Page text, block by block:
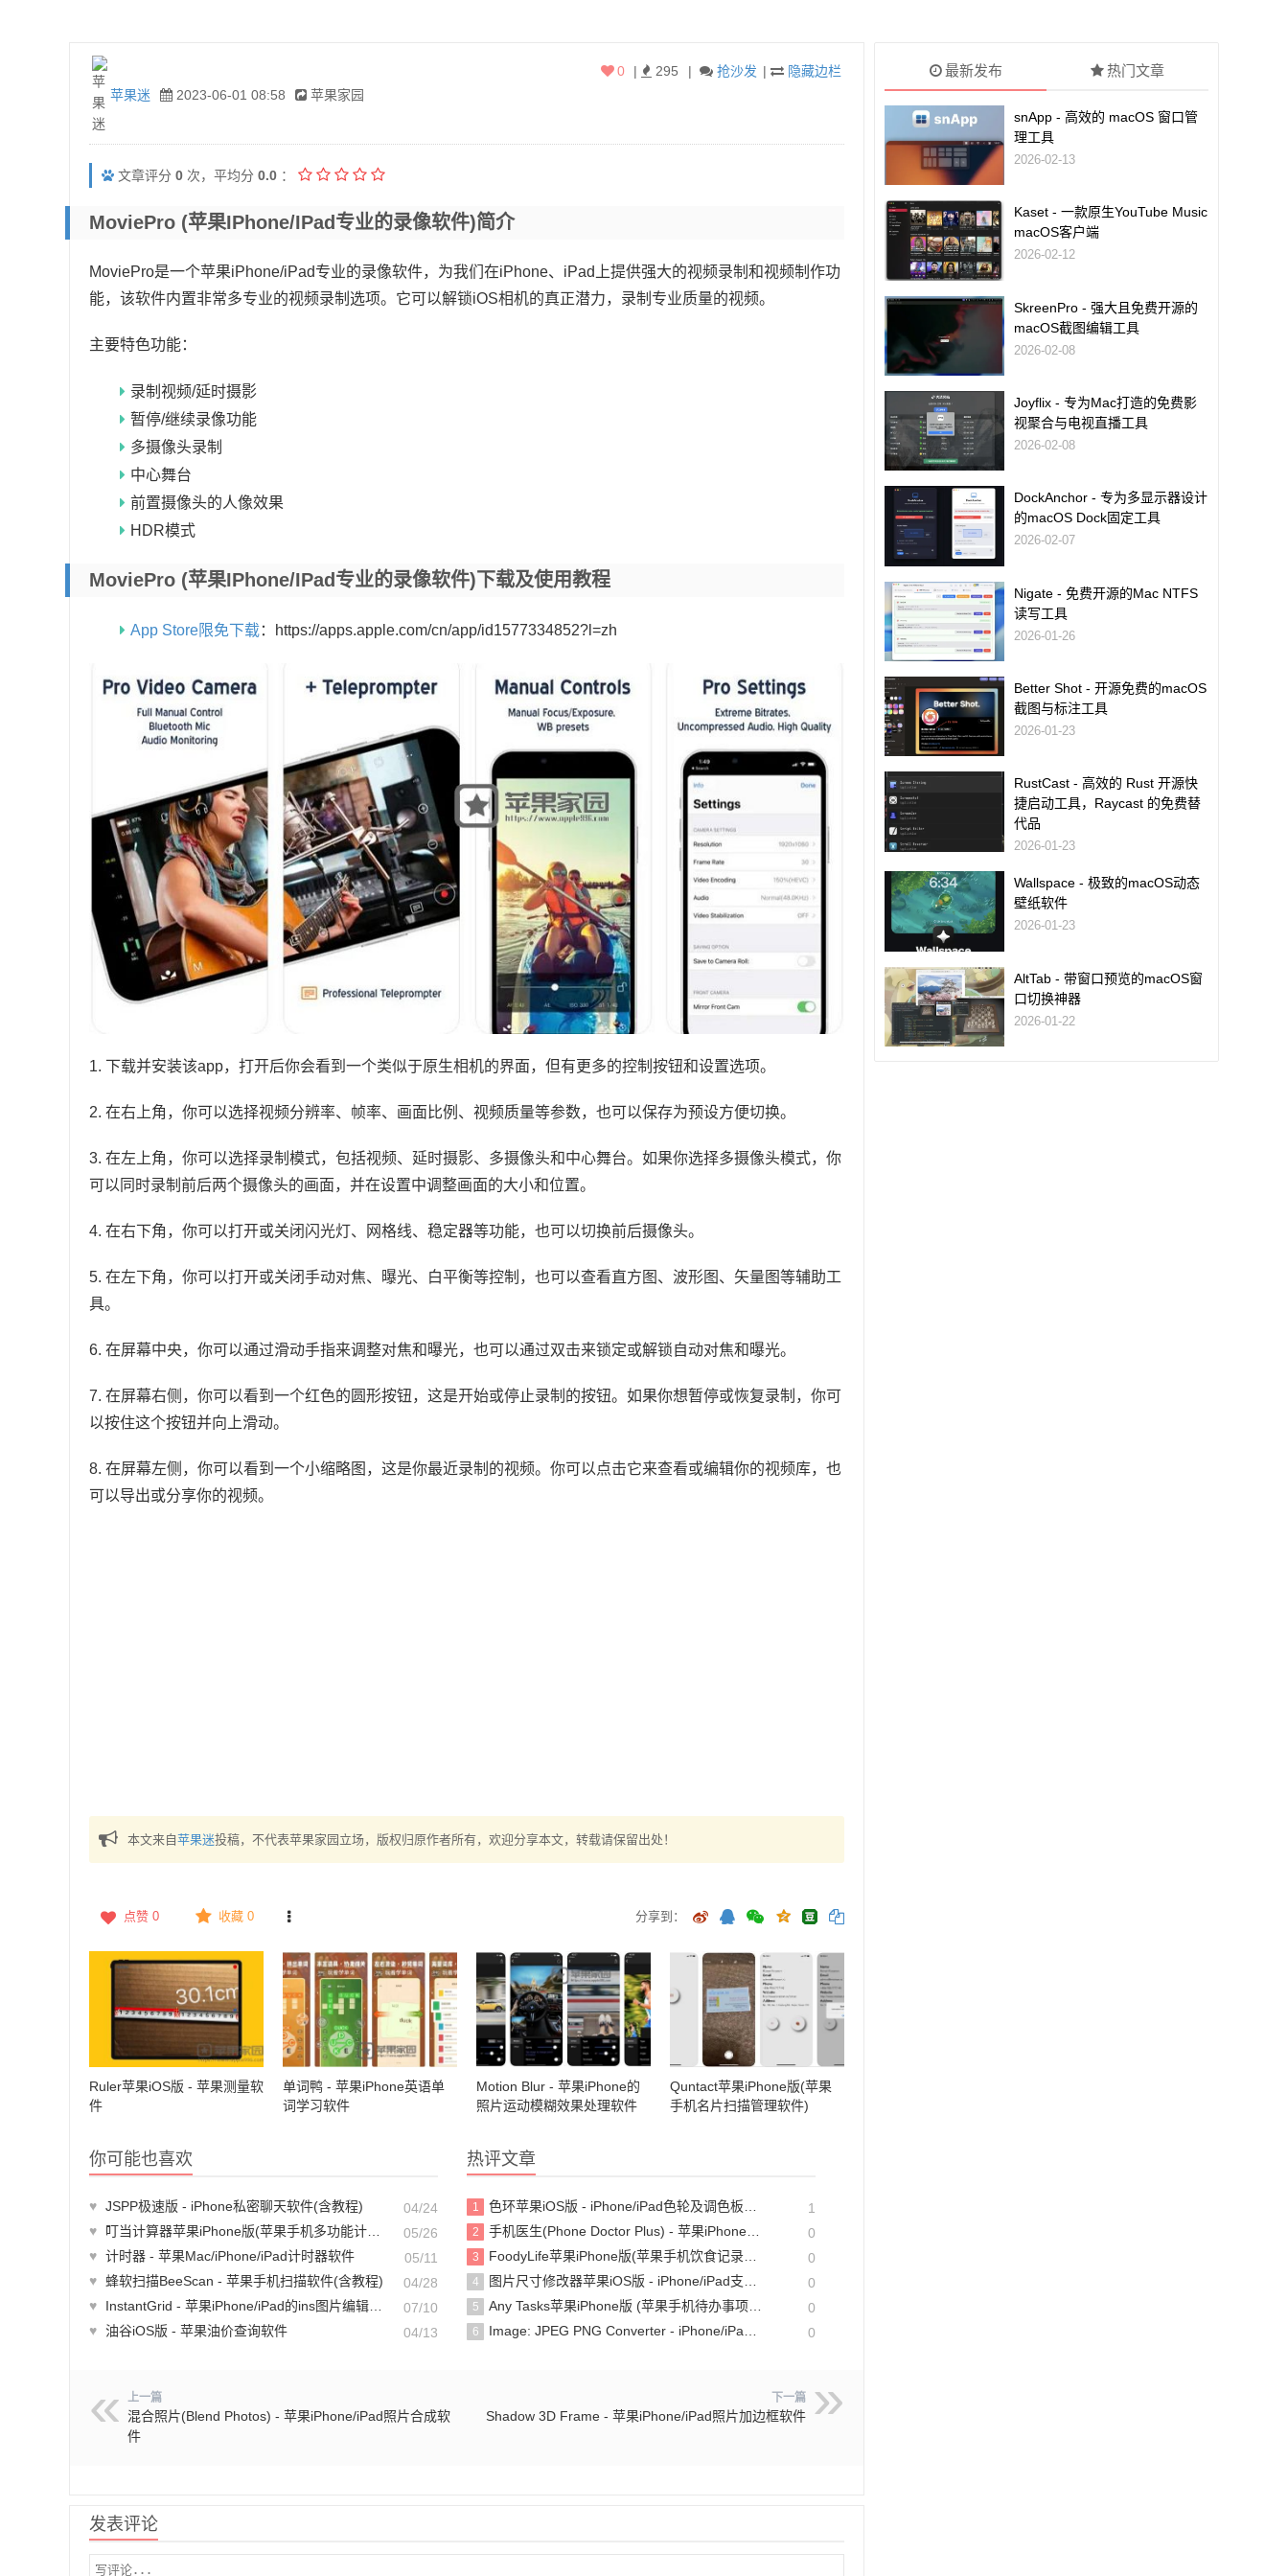
苹果迷 2023-06-01 08:58 苹果家园
| 隐藏边栏
| 抢沙发
| 295
0
文章评分 0 次，平均分 0.0 ：
MoviePro (苹果iPhone/iPad专业的录像软件)简介
MoviePro是一个苹果iPhone/iPad专业的录像软件，为我们在iPhone、iPad上提供强大的视频录制和视频制作功
能，该软件内置非常多专业的视频录制选项。它可以解锁iOS相机的真正潜力，录制专业质量的视频。
主要特色功能：
录制视频/延时摄影
暂停/继续录像功能
多摄像头录制
中心舞台
前置摄像头的人像效果
HDR模式
MoviePro (苹果iPhone/iPad专业的录像软件)下载及使用教程
App Store限免下载：https://apps.apple.com/cn/app/id1577334852?l=zh
1. 下载并安装该app，打开后你会看到一个类似于原生相机的界面，但有更多的控制按钮和设置选项。
2. 在右上角，你可以选择视频分辨率、帧率、画面比例、视频质量等参数，也可以保存为预设方便切换。
3. 在左上角，你可以选择录制模式，包括视频、延时摄影、多摄像头和中心舞台。如果你选择多摄像头模式，你
可以同时录制前后两个摄像头的画面，并在设置中调整画面的大小和位置。
4. 在右下角，你可以打开或关闭闪光灯、网格线、稳定器等功能，也可以切换前后摄像头。
5. 在左下角，你可以打开或关闭手动对焦、曝光、白平衡等控制，也可以查看直方图、波形图、矢量图等辅助工
具。
6. 在屏幕中央，你可以通过滑动手指来调整对焦和曝光，也可以通过双击来锁定或解锁自动对焦和曝光。
7. 在屏幕右侧，你可以看到一个红色的圆形按钮，这是开始或停止录制的按钮。如果你想暂停或恢复录制，你可
以按住这个按钮并向上滑动。
8. 在屏幕左侧，你可以看到一个小缩略图，这是你最近录制的视频。你可以点击它来查看或编辑你的视频库，也
可以导出或分享你的视频。
本文来自苹果迷投稿，不代表苹果家园立场，版权归原作者所有，欢迎分享本文，转载请保留出处！
点赞 0 收藏 0 分享到：
Ruler苹果iOS版 - 苹果测量软
件
单词鸭 - 苹果iPhone英语单
词学习软件
Motion Blur - 苹果iPhone的
照片运动模糊效果处理软件
Quntact苹果iPhone版(苹果
手机名片扫描管理软件)
你可能也喜欢
♥ JSPP极速版 - iPhone私密聊天软件(含教程)
04/24
♥
叮当计算器苹果iPhone版(苹果手机多功能计算器软件)
05/26
♥ 计时器 - 苹果Mac/iPhone/iPad计时器软件
05/11
♥ 蜂软扫描BeeScan - 苹果手机扫描软件(含教程)
04/28
♥
InstantGrid - 苹果iPhone/iPad的ins图片编辑软件
07/10
♥ 油谷iOS版 - 苹果油价查询软件 04/13
热评文章
1 色环苹果iOS版 - iPhone/iPad色轮及调色板工具 1
2 手机医生(Phone Doctor Plus) - 苹果iPhone/iPad硬件检测工具【含教程】 0
3 FoodyLife苹果iPhone版(苹果手机饮食记录软件) 0
4 图片尺寸修改器苹果iOS版 - iPhone/iPad支持批量操作的图片尺寸大小调整软件 0
5 Any Tasks苹果iPhone版 (苹果手机待办事项清单软件) 0
6 Image: JPEG PNG Converter - iPhone/iPad的JPG, PNG, HEIC照片格式转换工具 0
上一篇
混合照片(Blend Photos) - 苹果iPhone/iPad照片合成软
件
下一篇
Shadow 3D Frame - 苹果iPhone/iPad照片加边框软件
发表评论
最新发布 热门文章
snApp - 高效的 macOS 窗口管
理工具
2026-02-13
Kaset - 一款原生YouTube Music
macOS客户端
2026-02-12
SkreenPro - 强大且免费开源的
macOS截图编辑工具
2026-02-08
Joyflix - 专为Mac打造的免费影
视聚合与电视直播工具
2026-02-08
DockAnchor - 专为多显示器设计
的macOS Dock固定工具
2026-02-07
Nigate - 免费开源的Mac NTFS
读写工具
2026-01-26
Better Shot - 开源免费的macOS
截图与标注工具
2026-01-23
RustCast - 高效的 Rust 开源快
捷启动工具，Raycast 的免费替
代品
2026-01-23
Wallspace - 极致的macOS动态
壁纸软件
2026-01-23
AltTab - 带窗口预览的macOS窗
口切换神器
2026-01-22